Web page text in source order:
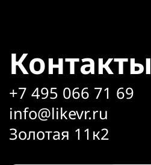
Контакты
+7 495 066 71 69
info@likevr.ru
Золотая 11к2